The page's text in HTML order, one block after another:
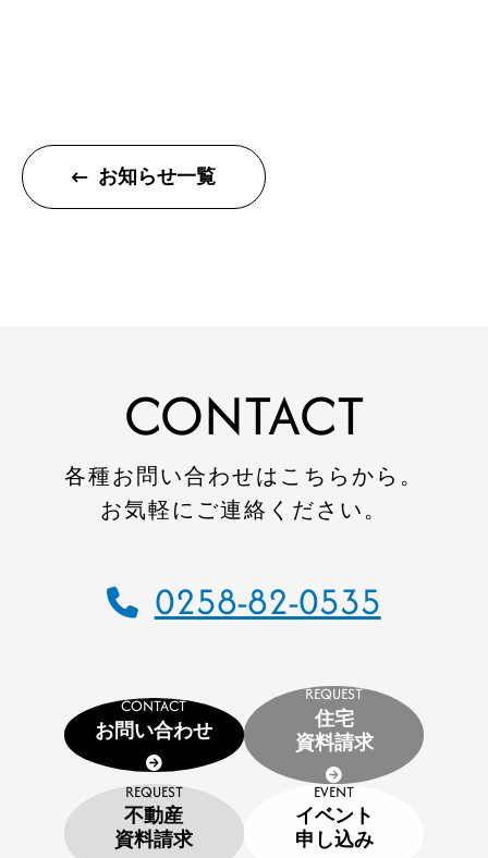
インターンシップのご案内
イベント申し込み
用語集
本社
〒947-0051
新潟県小千谷市三仏生2533番地
TEL:0258-82-0535
FAX:0258-82-5212
お知らせ一覧
CONTACT
各種お問い合わせはこちらから。
お気軽にご連絡ください。
0258-82-0535
CONTACT
お問い合わせ
REQUEST
住宅
資料請求
REQUEST
不動産
資料請求
EVENT
イベント
申し込み